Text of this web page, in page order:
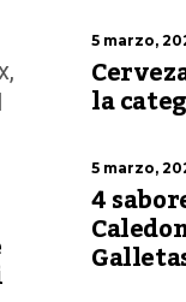
5 marzo,
la
5 marzo,
4